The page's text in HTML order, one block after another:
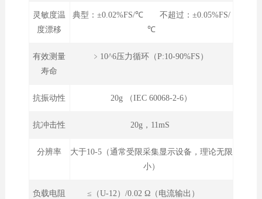
灵敏度温
度漂移
典型：±0.02%FS/℃ 不超过：±0.05%FS/
℃
有效测量
寿命
﹥10^6压力循环（P:10-90%FS）
抗振动性 20g （IEC 60068-2-6）
抗冲击性 20g，11mS
分辨率
大于10-5（通常受限采集显示设备，理论无限
小）
负载电阻
≤（U-12）/0.02 Ω（电流输出）